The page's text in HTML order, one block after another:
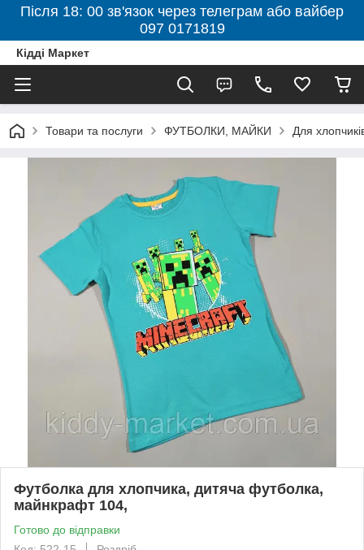
Після 18: 00 зв'язок через телеграм або вайбер
097 0171819
Кідді Маркет
Товари та послуги ФУТБОЛКИ, МАЙКИ Для
Футболка для хлопчика, дитяча футболка,
майнкрафт 104,
Готово до відправки